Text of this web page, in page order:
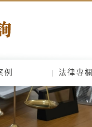
例 法律專欄